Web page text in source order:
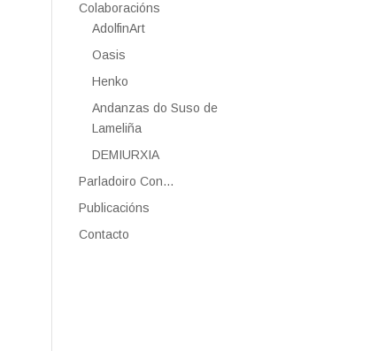
Colaboracións
AdolfinArt
Oasis
Henko
Andanzas do Suso de
Lameliña
DEMIURXIA
Parladoiro Con…
Publicacións
Contacto